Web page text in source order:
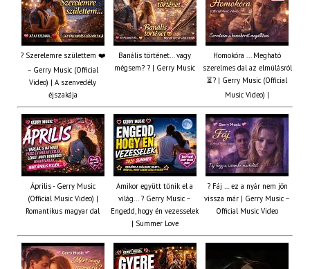
? Szerelemre születtem ❤️
– Gerry Music (Official
Video) | A szenvedély
éjszakája
Banális történet… vagy
mégsem? ? | Gerry Music
Homokóra ... Megható
szerelmes dal az elmúlásról
⏳? | Gerry Music (Official
Music Video) |
Április - Gerry Music
(Official Music Video) |
Romantikus magyar dal
Amikor együtt tűnik el a
világ... ? Gerry Music –
Engedd, hogy én vezesselek
| Summer Love
? Fáj … ez a nyár nem jön
vissza már | Gerry Music –
Official Music Video